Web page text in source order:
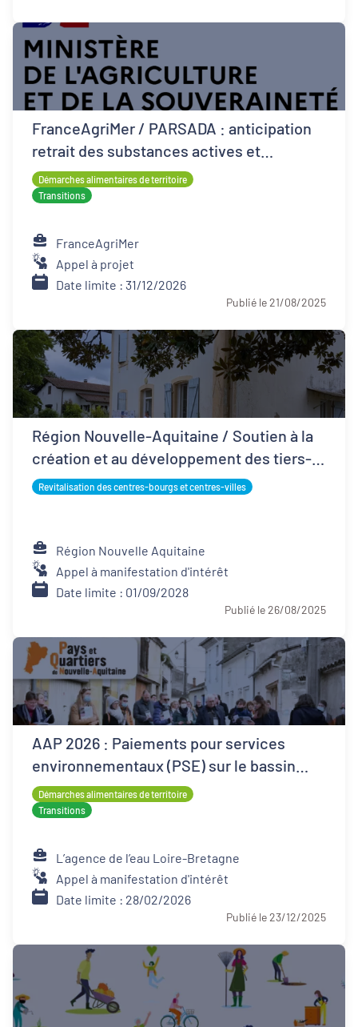
FranceAgriMer / PARSADA : anticipation
retrait des substances actives et
techniques alternatives pour les cultures
Démarches alimentaires de territoire
Transitions
FranceAgriMer
Appel à projet
Date limite : 31/12/2026
Publié le 21/08/2025
Région Nouvelle-Aquitaine / Soutien à la
création et au développement des tiers-
lieux
Revitalisation des centres-bourgs et centres-villes
Région Nouvelle Aquitaine
Appel à manifestation d'intérêt
Date limite : 01/09/2028
Publié le 26/08/2025
AAP 2026 : Paiements pour services
environnementaux (PSE) sur le bassin
Loire-Bretagne
Démarches alimentaires de territoire
Transitions
L’agence de l’eau Loire-Bretagne
Appel à manifestation d'intérêt
Date limite : 28/02/2026
Publié le 23/12/2025